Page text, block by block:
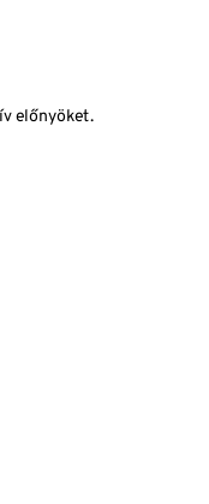
előnyöket.